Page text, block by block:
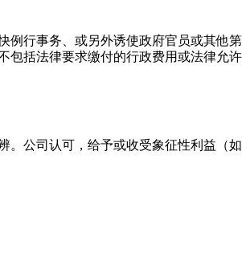
行事务、或另外诱使政府官员或其他
括法律要求缴付的行政费用或法律允许
公司认可，给予或收受象征性利益（